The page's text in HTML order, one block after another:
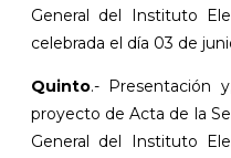
General del Instituto
celebrada el día 03 de
Quinto.- Presentación
proyecto de Acta de la
General del Instituto